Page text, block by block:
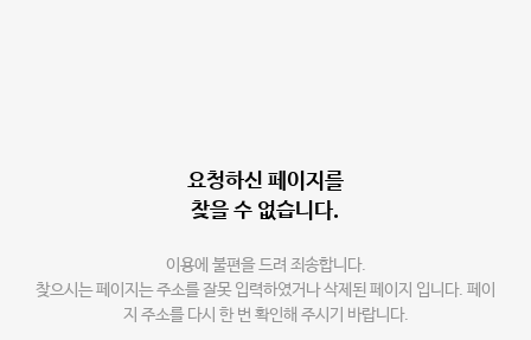
요청하신 페이지를
찾을 수 없습니다.
이용에 불편을 드려 죄송합니다.
찾으시는 페이지는 주소를 잘못 입력하였거나 삭제된 페이지 입니다. 페이
지 주소를 다시 한 번 확인해 주시기 바랍니다.